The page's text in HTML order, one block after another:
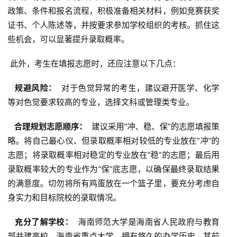
政策、条件和报名流程，积极准备相关材料，例如竞赛获奖
证书、个人陈述等，并按要求参加学校组织的考核。抓住这
些机会，可以显著提升录取概率。
此外，考生在填报志愿时，还应注意以下几点：
  规避风险：
对于色觉异常的考生，建议避开医学、化学
等对色觉要求较高的专业，选择文科或管理类专业。
  合理规划志愿顺序：
建议采用“冲、稳、保”的志愿填报策
略。将自己最心仪、但录取概率相对较低的专业放在“冲”的
志愿；将录取概率相对稳定的专业放在“稳”的志愿；最后用
录取概率较大的专业作为“保”底志愿，以确保最终录取结果
的满意度。切勿将所有鸡蛋放在一个篮子里，要充分考虑自
身实力和目标院校的录取情况。
  充分了解学校：
海南师范大学是海南省人民政府与教育